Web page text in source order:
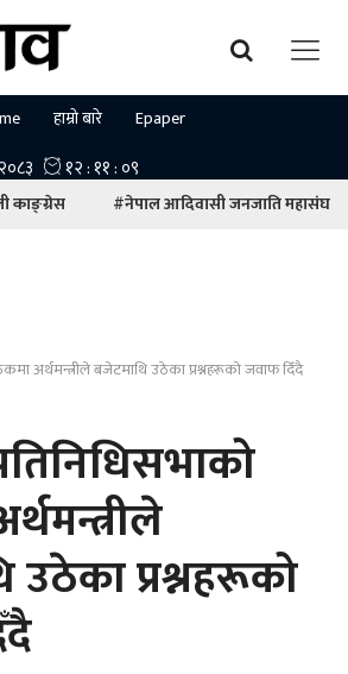
हाम्रो बारे Epaper
काङ्ग्रेस #नेपाल आदिवासी जनजाति महासंघ
अर्थमन्त्रीले बजेटमाथि उठेका प्रश्नहरूको जवाफ दिँदै
उठेका प्रश्नहरूको